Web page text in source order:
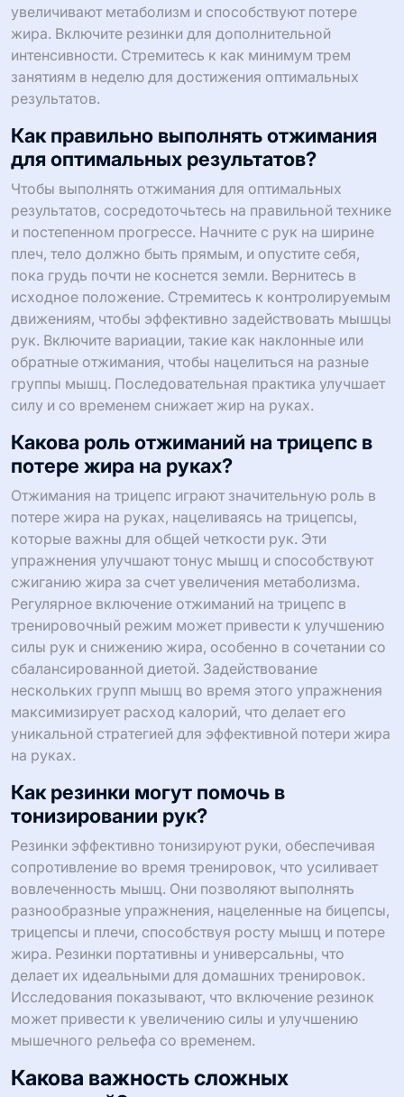
увеличивают метаболизм и способствуют потере
жира. Включите резинки для дополнительной
интенсивности. Стремитесь к как минимум трем
занятиям в неделю для достижения оптимальных
результатов.
Как правильно выполнять отжимания
для оптимальных результатов?
Чтобы выполнять отжимания для оптимальных
результатов, сосредоточьтесь на правильной технике
и постепенном прогрессе. Начните с рук на ширине
плеч, тело должно быть прямым, и опустите себя,
пока грудь почти не коснется земли. Вернитесь в
исходное положение. Стремитесь к контролируемым
движениям, чтобы эффективно задействовать мышцы
рук. Включите вариации, такие как наклонные или
обратные отжимания, чтобы нацелиться на разные
группы мышц. Последовательная практика улучшает
силу и со временем снижает жир на руках.
Какова роль отжиманий на трицепс в
потере жира на руках?
Отжимания на трицепс играют значительную роль в
потере жира на руках, нацеливаясь на трицепсы,
которые важны для общей четкости рук. Эти
упражнения улучшают тонус мышц и способствуют
сжиганию жира за счет увеличения метаболизма.
Регулярное включение отжиманий на трицепс в
тренировочный режим может привести к улучшению
силы рук и снижению жира, особенно в сочетании со
сбалансированной диетой. Задействование
нескольких групп мышц во время этого упражнения
максимизирует расход калорий, что делает его
уникальной стратегией для эффективной потери жира
на руках.
Как резинки могут помочь в
тонизировании рук?
Резинки эффективно тонизируют руки, обеспечивая
сопротивление во время тренировок, что усиливает
вовлеченность мышц. Они позволяют выполнять
разнообразные упражнения, нацеленные на бицепсы,
трицепсы и плечи, способствуя росту мышц и потере
жира. Резинки портативны и универсальны, что
делает их идеальными для домашних тренировок.
Исследования показывают, что включение резинок
может привести к увеличению силы и улучшению
мышечного рельефа со временем.
Какова важность сложных